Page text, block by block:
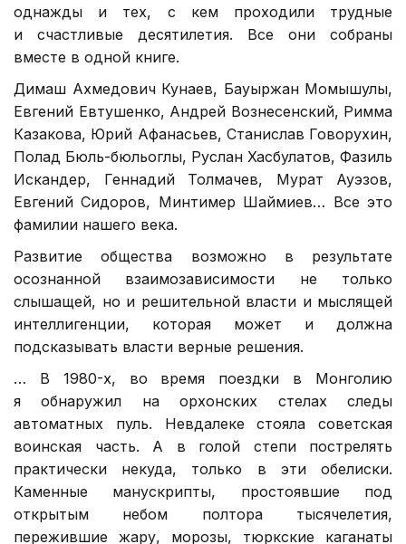
однажды и тех, с кем проходили трудные
и счастливые десятилетия. Все они собраны
вместе в одной книге.
Димаш Ахмедович Кунаев, Бауыржан Момышулы,
Евгений Евтушенко, Андрей Вознесенский, Римма
Казакова, Юрий Афанасьев, Станислав Говорухин,
Полад Бюль-бюльоглы, Руслан Хасбулатов, Фазиль
Искандер, Геннадий Толмачев, Мурат Ауэзов,
Евгений Сидоров, Минтимер Шаймиев… Все это
фамилии нашего века.
Развитие общества возможно в результате
осознанной взаимозависимости не только
слышащей, но и решительной власти и мыслящей
интеллигенции, которая может и должна
подсказывать власти верные решения.
… В 1980-х, во время поездки в Монголию
я обнаружил на орхонских стелах следы
автоматных пуль. Невдалеке стояла советская
воинская часть. А в голой степи пострелять
практически некуда, только в эти обелиски.
Каменные манускрипты, простоявшие под
открытым небом полтора тысячелетия,
пережившие жару, морозы, тюркские каганаты